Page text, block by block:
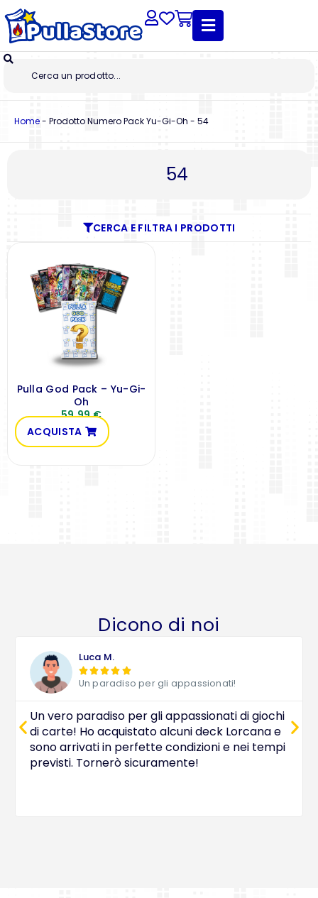
Home- Prodotto Numero Pack Yu-Gi-Oh - 54
54
CERCA E FILTRA I PRODOTTI
Pulla God Pack – Yu-Gi-
Oh
59,99€
ACQUISTA
Dicono di noi
Luca M.
 
Un paradiso per gli appassionati!
Un vero paradiso per gli appassionati di giochi
di carte! Ho acquistato alcuni deck Lorcana e
sono arrivati in perfette condizioni e nei tempi
previsti. Tornerò sicuramente!